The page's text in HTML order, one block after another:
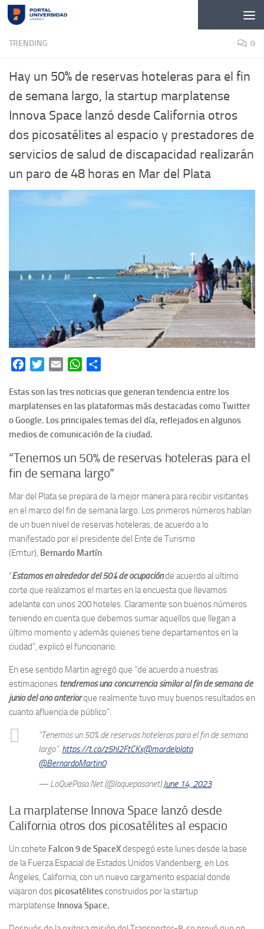
Skip to content
TRENDING 0
Hay un 50% de reservas hoteleras para el fin
de semana largo, la startup marplatense
Innova Space lanzó desde California otros
dos picosatélites al espacio y prestadores de
servicios de salud de discapacidad realizarán
un paro de 48 horas en Mar del Plata
FacebookTwitterEmail WhatsApp
Estas son las tres noticias que generan tendencia entre los
marplatenses en las plataformas más destacadas como Twitter
o Google. Los principales temas del día, reflejados en algunos
medios de comunicación de la ciudad.
“Tenemos un 50% de reservas hoteleras para el
fin de semana largo”
Mar del Plata se prepara de la mejor manera para recibir visitantes
en el marco del fin de semana largo. Los primeros números hablan
de un buen nivel de reservas hoteleras, de acuerdo a lo
manifestado por el presidente del Ente de Turismo
(Emtur), Bernardo Martín
“Estamos en alrededor del 50% de ocupaciónde acuerdo al ultimo
corte que realizamos el martes en la encuesta que llevamos
adelante con unos 200 hoteles. Claramente son buenos números
teniendo en cuenta que debemos sumar aquellos que llegan a
último momento y además quienes tiene departamentos en la
ciudad”, explicó el funcionario.
En ese sentido Martin agregó que “de acuerdo a nuestras
estimaciones tendremos una concurrencia similar al fin de semana de
junio del año anteriorque realmente tuvo muy buenos resultados en
cuanto afluencia de público”.
“Tenemos un 50% de reservas hoteleras para el fin de semana
largo”. https://t.co/z5hI2FtCKx@mardelplata
@BernardoMartin0
— LoQuePasa.Net (@loquepasanet)June 14, 2023
La marplatense Innova Space lanzó desde
California otros dos picosatélites al espacio
Un cohete Falcon 9 de SpaceXdespegó este lunes desde la base
de la Fuerza Espacial de Estados Unidos Vandenberg, en Los
Ángeles, California, con un nuevo cargamento espacial donde
viajaron dos picosatélitesconstruidos por la startup
marplatense Innova Space.